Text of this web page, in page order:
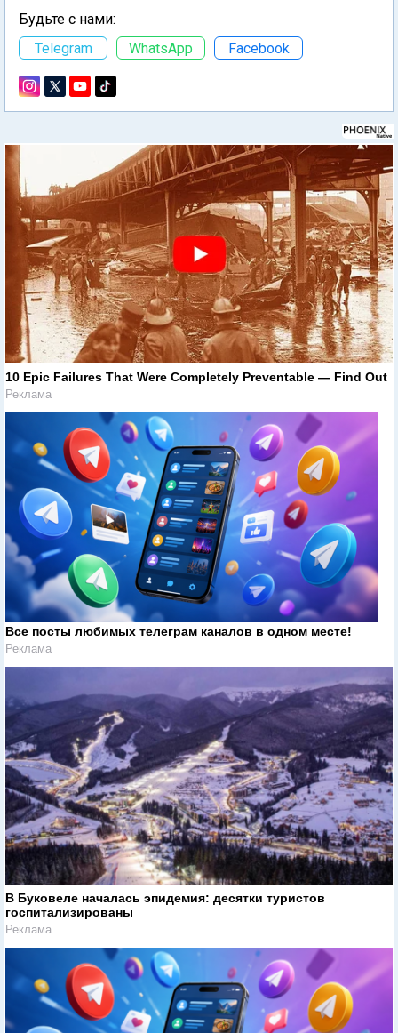
Будьте с нами:
Telegram
WhatsApp Facebook
10 Epic Failures That Were Completely Preventable — Find Out
Реклама
Все посты любимых телеграм каналов в одном месте!
Реклама
В Буковеле началась эпидемия: десятки туристов
госпитализированы
Реклама